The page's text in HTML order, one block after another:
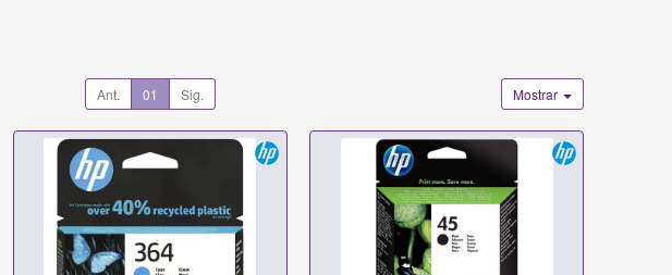
Ant. 01 Sig. Mostrar